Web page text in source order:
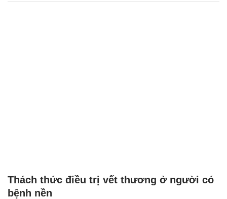
Thách thức điều trị vết thương ở người có
bệnh nền